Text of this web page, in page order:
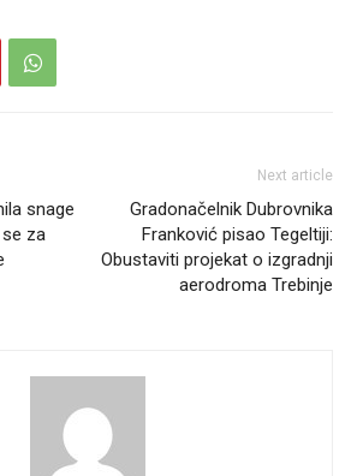
snage
za
Next article
Gradonačelnik Dubrovnika
Franković pisao Tegeltiji:
Obustaviti projekat o izgradnji
aerodroma Trebinje